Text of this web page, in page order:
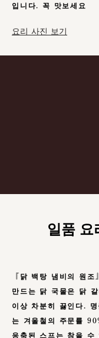
입니다. 꼭 맛보세요
요리 사진 보기
일품 요
『닭 백탕 냄비의 원
만드는 닭 국물은 닭
이상 차분히 끓인다. 명
는 겨울철의 주문률
응축된 스프는 참을 수